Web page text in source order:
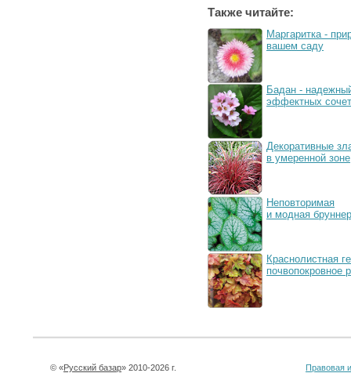
Также читайте:
Маргаритка -
вашем саду
Бадан -
эффектных
Декоративные
в умеренной зоне
Неповторимая
и модная
Краснолистная
почвопокровное
© «Русский базар» 2010-2026 г.
Правовая